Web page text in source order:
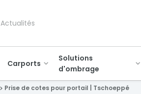
Actualités
Carports
Solutions
d'ombrage
Prise de cotes pour portail | Tschoeppé